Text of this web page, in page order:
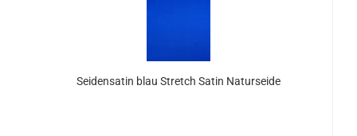
Seidensatin blau Stretch Satin Naturseide